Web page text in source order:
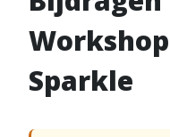
Sparkle